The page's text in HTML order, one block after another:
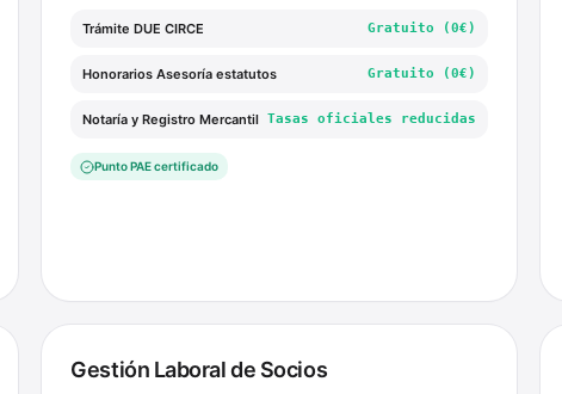
Trámite DUE CIRCE Gratuito (0€)
Honorarios Asesoría estatutos Gratuito (0€)
Notaría y Registro Mercantil Tasas oficiales reducidas
Punto PAE certificado
Gestión Laboral de Socios